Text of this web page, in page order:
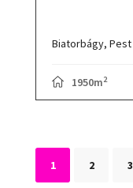
Biatorbágy, Pest
1950m2
1 2 3